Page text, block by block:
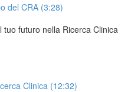
del CRA (3:28)
futuro nella Ricerca Clinica
Clinica (12:32)